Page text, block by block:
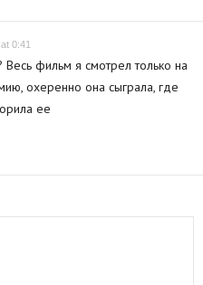
0:41
фильм я смотрел только на
охеренно она сыграла, где
ее